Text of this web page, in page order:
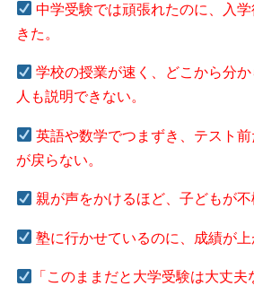
中学受験では頑張れたのに、入
きた。
学校の授業が速く、どこから分
人も説明できない。
英語や数学でつまずき、テスト
が戻らない。
親が声をかけるほど、子どもが不
塾に行かせているのに、成績が上
「このままだと大学受験は大丈